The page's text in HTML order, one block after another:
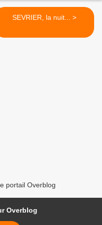
SEVRIER, la nuit... >
portail Overblog
Overblog